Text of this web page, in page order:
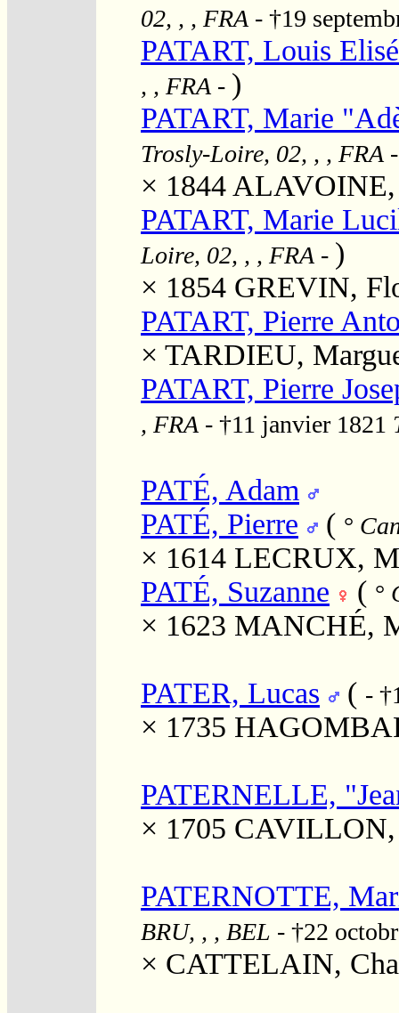
02, , , FRA - †19
PATART, Louis
, , FRA - )
PATART, Marie
Trosly-Loire, 02, , , FRA
× 1844 ALAVOINE,
PATART, Marie
Loire, 02, , , FRA - )
× 1854 GREVIN,
PATART, Pierre
× TARDIEU,
PATART, Pierre
, FRA - †11 janvier 1821
PATÉ, Adam
PATÉ, Pierre
( °
× 1614 LECRUX,
PATÉ, Suzanne
( °
× 1623 MANCHÉ,
PATER, Lucas ( -
× 1735
PATERNELLE,
× 1705 CAVILLON,
PATERNOTTE,
BRU, , , BEL - †22
× CATTELAIN,